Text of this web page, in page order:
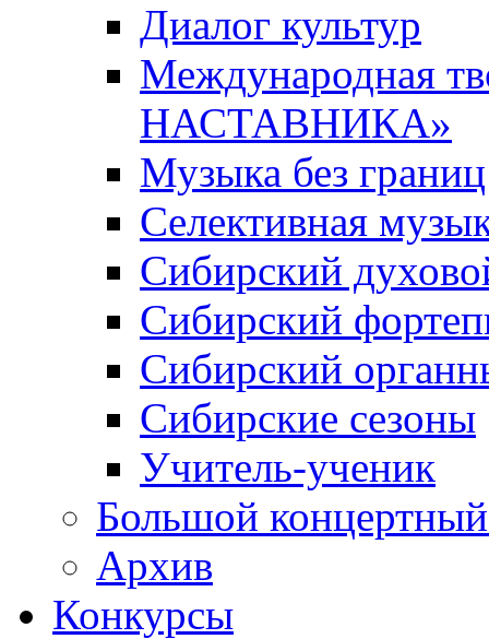
Диалог культур
Международная
НАСТАВНИКА»
Музыка без границ
Селективная
Сибирский
Сибирский
Сибирский
Сибирские сезоны
Учитель-ученик
Большой концертный
Архив
Конкурсы